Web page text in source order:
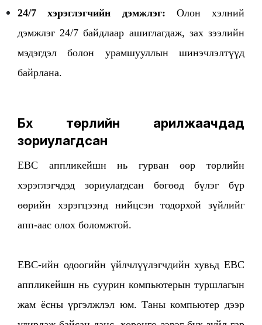
24/7 хэрэглэгчийн дэмжлэг: Олон хэлний
дэмжлэг 24/7 байдлаар ашиглагдаж, зах зээлийн
мэдэгдэл болон урамшууллын шинэчлэлтүүд
байрлана.
Бүх төрлийн арилжаачдад
зориулагдсан
EBC аппликейшн нь гурван өөр төрлийн
хэрэглэгчдэд зориулагдсан бөгөөд бүлэг бүр
өөрийн хэрэгцээнд нийцсэн тодорхой зүйлийг
апп-аас олох боломжтой.
EBC-ийн одоогийн үйлчлүүлэгчдийн хувьд EBC
аппликейшн нь суурин компьютерын туршлагын
жам ёсны үргэлжлэл юм. Таны компьютер дээр